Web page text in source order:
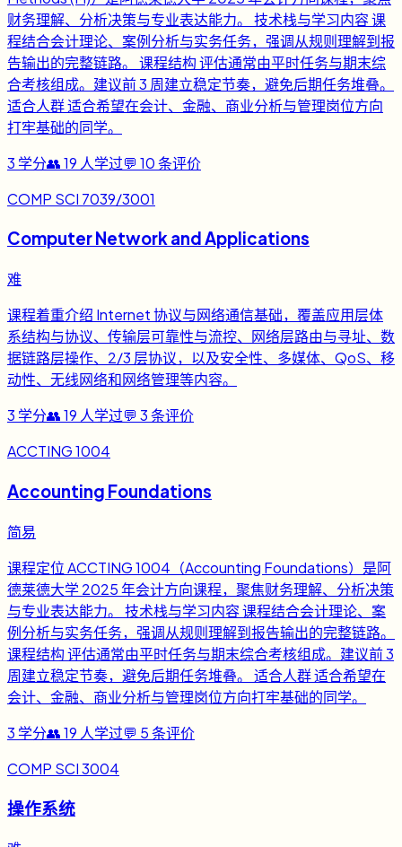
财务理解、分析决策与专业表达能力。 技术栈与学习内容 课
程结合会计理论、案例分析与实务任务，强调从规则理解到报
告输出的完整链路。 课程结构 评估通常由平时任务与期末综
合考核组成。建议前 3 周建立稳定节奏，避免后期任务堆叠。
适合人群 适合希望在会计、金融、商业分析与管理岗位方向
打牢基础的同学。
3 学分👥19 人学过💬 10条评价
COMP SCI 7039/3001
Computer Network and Applications
难
课程着重介绍 Internet 协议与网络通信基础，覆盖应用层体
系结构与协议、传输层可靠性与流控、网络层路由与寻址、数
据链路层操作、2/3 层协议，以及安全性、多媒体、QoS、移
动性、无线网络和网络管理等内容。
3 学分👥19 人学过💬 3条评价
ACCTING 1004
Accounting Foundations
简易
课程定位 ACCTING 1004（Accounting Foundations）是阿
德莱德大学 2025 年会计方向课程，聚焦财务理解、分析决策
与专业表达能力。 技术栈与学习内容 课程结合会计理论、案
例分析与实务任务，强调从规则理解到报告输出的完整链路。
课程结构 评估通常由平时任务与期末综合考核组成。建议前 3
周建立稳定节奏，避免后期任务堆叠。 适合人群 适合希望在
会计、金融、商业分析与管理岗位方向打牢基础的同学。
3 学分👥19 人学过💬 5条评价
COMP SCI 3004
操作系统